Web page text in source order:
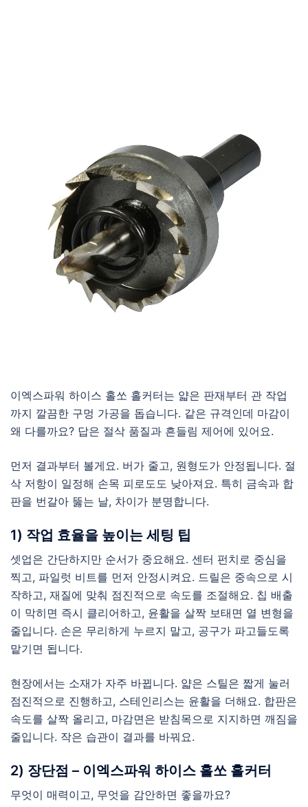
이엑스파워 하이스 홀쏘 홀커터는 얇은 판재부터 관 작업
까지 깔끔한 구멍 가공을 돕습니다. 같은 규격인데 마감이
왜 다를까요? 답은 절삭 품질과 흔들림 제어에 있어요.
먼저 결과부터 볼게요. 버가 줄고, 원형도가 안정됩니다. 절
삭 저항이 일정해 손목 피로도도 낮아져요. 특히 금속과 합
판을 번갈아 뚫는 날, 차이가 분명합니다.
1) 작업 효율을 높이는 세팅 팁
셋업은 간단하지만 순서가 중요해요. 센터 펀치로 중심을
찍고, 파일럿 비트를 먼저 안정시켜요. 드릴은 중속으로 시
작하고, 재질에 맞춰 점진적으로 속도를 조절해요. 칩 배출
이 막히면 즉시 클리어하고, 윤활을 살짝 보태면 열 변형을
줄입니다. 손은 무리하게 누르지 말고, 공구가 파고들도록
맡기면 됩니다.
현장에서는 소재가 자주 바뀝니다. 얇은 스틸은 짧게 눌러
점진적으로 진행하고, 스테인리스는 윤활을 더해요. 합판은
속도를 살짝 올리고, 마감면은 받침목으로 지지하면 깨짐을
줄입니다. 작은 습관이 결과를 바꿔요.
2) 장단점 – 이엑스파워 하이스 홀쏘 홀커터
무엇이 매력이고, 무엇을 감안하면 좋을까요?